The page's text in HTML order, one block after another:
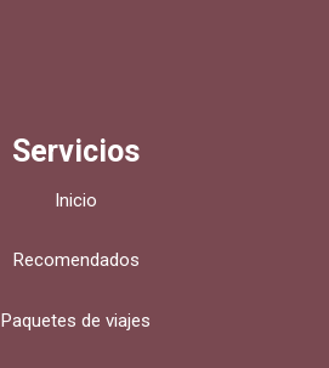
Servicios
Inicio
Recomendados
Paquetes de viajes